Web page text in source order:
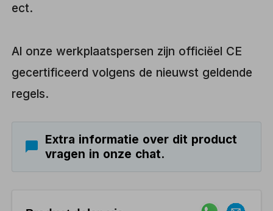
ect.
Al onze werkplaatspersen zijn officiëel CE
gecertificeerd volgens de nieuwst geldende
regels.
Extra informatie over dit product
vragen in onze chat.